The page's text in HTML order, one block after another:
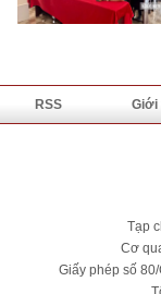
RSS Giới
Tạp
Cơ
Giấy phép số